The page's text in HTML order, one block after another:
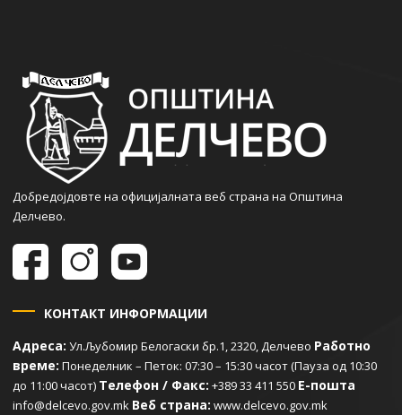
Добредојдовте на официјалната веб страна на Општина
Делчево.
КОНТАКТ ИНФОРМАЦИИ
Адреса: Ул.Љубомир Белогаски бр.1, 2320, Делчево Работно
време: Понеделник – Петок: 07:30 – 15:30 часот (Пауза од 10:30
до 11:00 часот) Телефон / Факс: +389 33 411 550 Е-пошта
info@delcevo.gov.mk Веб страна: www.delcevo.gov.mk